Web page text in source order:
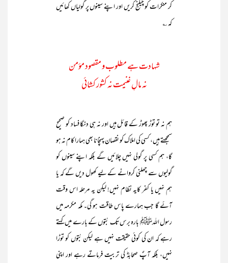
کر منکرات کو چیلنج کریں اور اپنے سینوں پر گولیاں کھائیں
کہ ؎
شہادت ہے مطلوب و مقصود مؤمن
نہ مالِ غنیمت نہ کشور کشائی
ہم نہ تو توڑ پھوڑ کے قائل ہیں اور نہ ہی دنگا فساد کو صحیح
سمجھتے ہیں، کسی کی املاک کو نقصان پہنچانا بھی ہمارا کام نہ ہو
گا، ہم کسی پر گولی نہیں چلائیں گے بلکہ اپنے سینوں کو
گولیوں سے چھلنی کروانے کے لیے کھول دیں گے کہ یا
ہم نہیں یا کفر کایہ نظام نہیں! لیکن یہ مرحلہ اس وقت
آئے گا جب ہمارے پاس طاقت ہو گی۔ مکہ مکرمہ میں
رسول اللہﷺ بارہ برس تک بُتوں کے بارے میں کہتے
رہے کہ ان کی کوئی حقیقت نہیں ہے لیکن بُتوں کو توڑا
نہیں، بلکہ آپؐ صحابہؓ کی تربیت فرماتے رہے اور اپنی